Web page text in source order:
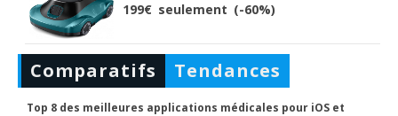
199€ seulement (-60%)
Comparatifs Tendances
Top 8 des meilleures applications médicales pour iOS et